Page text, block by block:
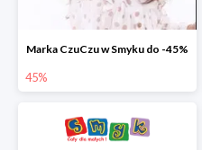
Marka CzuCzu w Smyku do -45%
45%